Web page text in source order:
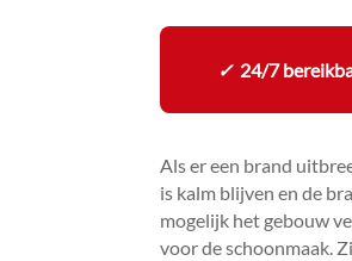
✓24/7
Als er een brand
is kalm blijven en de
mogelijk het gebouw
voor de schoonmaak.​